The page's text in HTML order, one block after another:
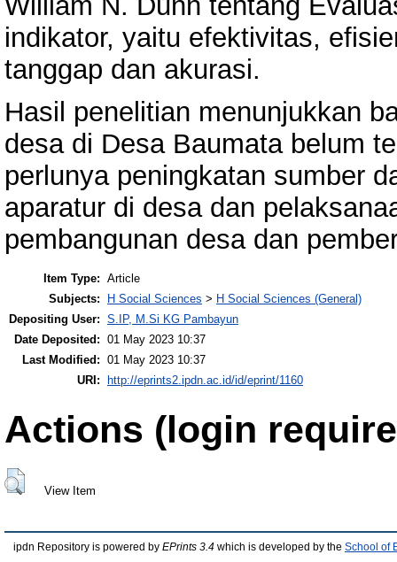
indikator, yaitu efektivitas,
tanggap dan akurasi.
Hasil penelitian menunjukkan
desa di Desa Baumata belum
perlunya peningkatan sumber
aparatur di desa dan
pembangunan desa dan
Item Type: Article
Subjects:
H Social Sciences > H Social Sciences (General)
Depositing User: S.IP, M.Si KG Pambayun
Date Deposited: 01 May 2023 10:37
Last Modified: 01 May 2023 10:37
URI:
http://eprints2.ipdn.ac.id/id/eprint/1160
Actions (login
View Item
ipdn Repository is powered by EPrints 3.4 which is developed by the School of